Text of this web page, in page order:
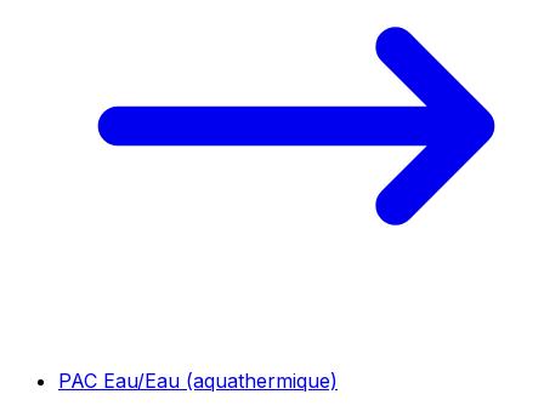
PAC Eau/Eau (aquathermique)